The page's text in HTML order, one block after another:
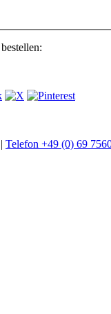
Telefon +49 (0) 69